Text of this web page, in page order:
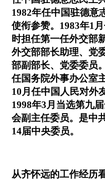
1982年任中国驻德意
使衔参赞。1983年1
时担任第一任外交部
外交部部长助理、党
部副部长、党委委员
任国务院外事办公室
10月任中国人民对外
1998年3月当选第九
会副主任委员。是中
14届中央委员。
从齐怀远的工作经历